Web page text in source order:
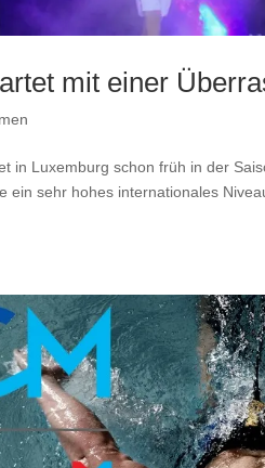
mit einer
in Luxemburg schon früh in der
ein sehr hohes internationales